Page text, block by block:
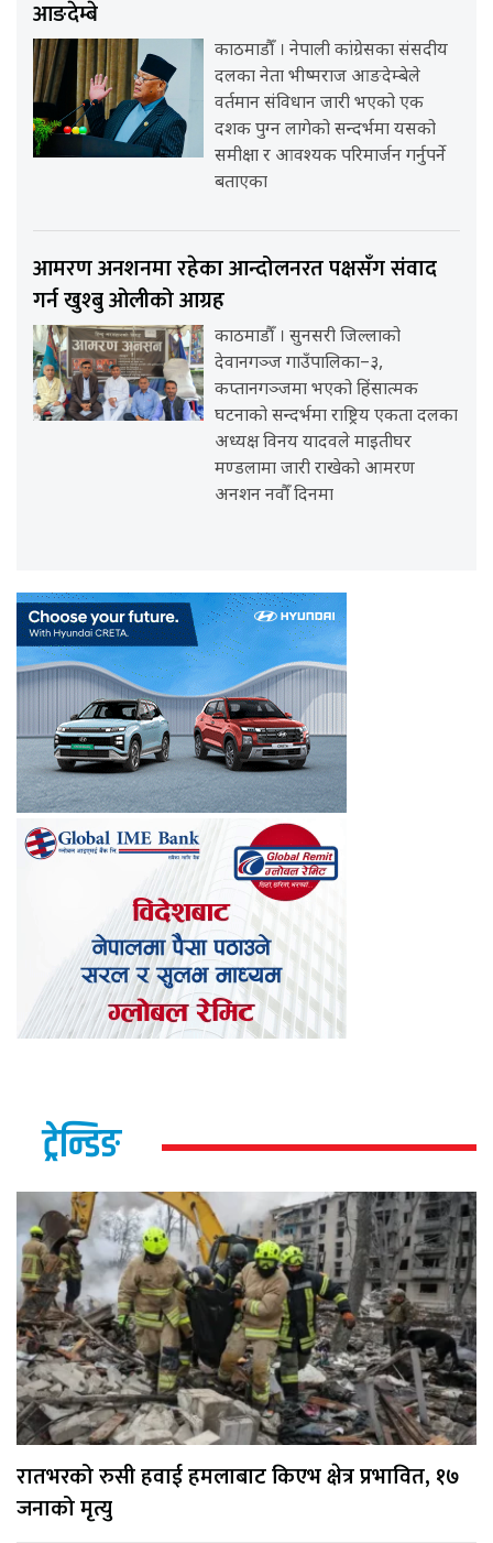
आङदेम्बे
काठमाडौँ । नेपाली कांग्रेसका संसदीय
दलका नेता भीष्मराज आङदेम्बेले
वर्तमान संविधान जारी भएको एक
दशक पुग्न लागेको सन्दर्भमा यसको
समीक्षा र आवश्यक परिमार्जन गर्नुपर्ने
बताएका
आमरण अनशनमा रहेका आन्दोलनरत पक्षसँग संवाद
गर्न खुश्बु ओलीको आग्रह
काठमाडौँ । सुनसरी जिल्लाको
देवानगञ्ज गाउँपालिका–३,
कप्तानगञ्जमा भएको हिंसात्मक
घटनाको सन्दर्भमा राष्ट्रिय एकता दलका
अध्यक्ष विनय यादवले माइतीघर
मण्डलामा जारी राखेको आमरण
अनशन नवौँ दिनमा
ट्रेन्डिङ
रातभरको रुसी हवाई हमलाबाट किएभ क्षेत्र प्रभावित, १७
जनाको मृत्यु